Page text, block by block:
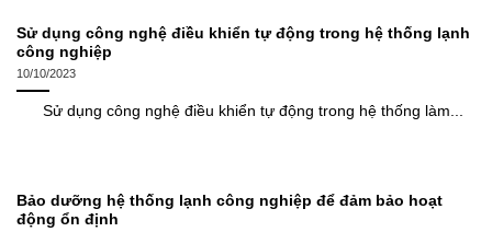
Sử dụng công nghệ điều khiển tự động trong hệ thống lạnh
công nghiệp
10/10/2023
Sử dụng công nghệ điều khiển tự động trong hệ thống làm...
Bảo dưỡng hệ thống lạnh công nghiệp để đảm bảo hoạt
động ổn định